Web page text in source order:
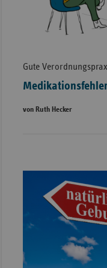
Gute
von Ruth Hecker